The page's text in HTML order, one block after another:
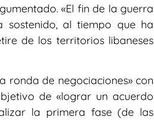
«El fin de la guerra
sostenido, al tiempo que ha
de los territorios libaneses
ronda de negociaciones» con
de «lograr un acuerdo
la primera fase (de las